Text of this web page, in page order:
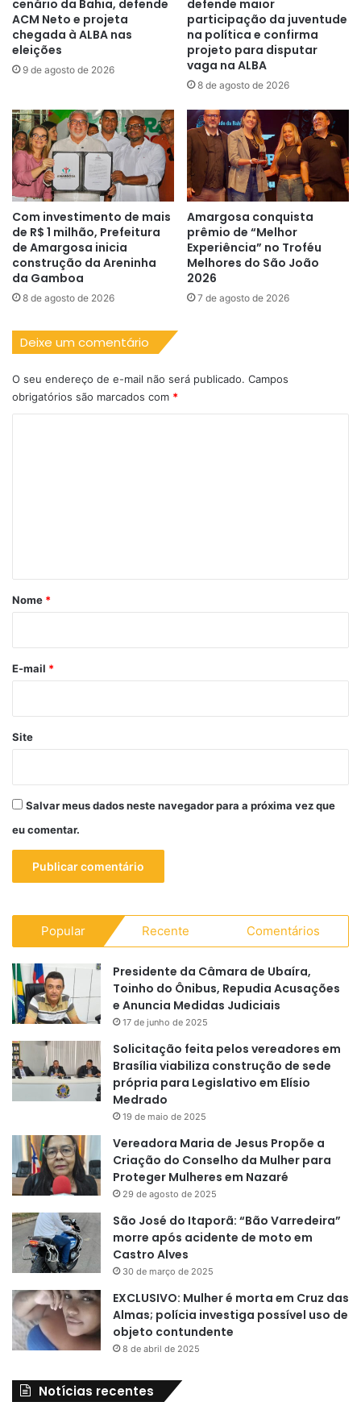
cenário da Bahia, defende
ACM Neto e projeta
chegada à ALBA nas
eleições
9 de agosto de 2026
defende maior
participação da juventude
na política e confirma
projeto para disputar
vaga na ALBA
8 de agosto de 2026
Com investimento de mais
de R$ 1 milhão, Prefeitura
de Amargosa inicia
construção da Areninha
da Gamboa
8 de agosto de 2026
Amargosa conquista
prêmio de “Melhor
Experiência” no Troféu
Melhores do São João
2026
7 de agosto de 2026
Deixe um comentário
O seu endereço de e-mail não será publicado. Campos
obrigatórios são marcados com *
r
*
Nome *
E-mail *
Site
Salvar meus dados neste navegador para a próxima vez que
eu comentar.
Popular Recente Comentários
Presidente da Câmara de Ubaíra,
Toinho do Ônibus, Repudia Acusações
e Anuncia Medidas Judiciais
17 de junho de 2025
Solicitação feita pelos vereadores em
Brasília viabiliza construção de sede
própria para Legislativo em Elísio
Medrado
19 de maio de 2025
Vereadora Maria de Jesus Propõe a
Criação do Conselho da Mulher para
Proteger Mulheres em Nazaré
29 de agosto de 2025
São José do Itaporã: “Bão Varredeira”
morre após acidente de moto em
Castro Alves
30 de março de 2025
EXCLUSIVO: Mulher é morta em Cruz das
Almas; polícia investiga possível uso de
objeto contundente
8 de abril de 2025
Notícias recentes